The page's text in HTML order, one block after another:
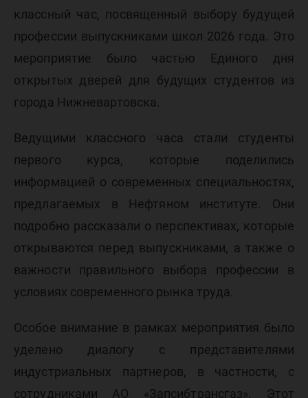
классный час, посвященный выбору будущей
профессии выпускниками школ 2026 года. Это
мероприятие было частью Единого дня
открытых дверей для будущих студентов из
города Нижневартовска.
Ведущими классного часа стали студенты
первого курса, которые поделились
информацией о современных специальностях,
предлагаемых в Нефтяном институте. Они
подробно рассказали о перспективах, которые
открываются перед выпускниками, а также о
важности правильного выбора профессии в
условиях современного рынка труда.
Особое внимание в рамках мероприятия было
уделено диалогу с представителями
индустриальных партнеров, в частности, с
сотрудниками АО «Запсибтрансгаз». Этот